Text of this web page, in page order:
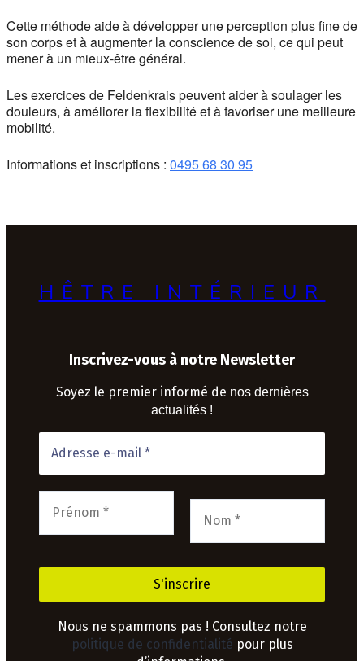
Cette méthode aide à développer une perception plus fine de
son corps et à augmenter la conscience de soi, ce qui peut
mener à un mieux-être général.
Les exercices de Feldenkrais peuvent aider à soulager les
douleurs, à améliorer la flexibilité et à favoriser une meilleure
mobilité.
Informations et inscriptions : 0495 68 30 95
HÊTRE INTÉRIEUR
Inscrivez-vous à notre Newsletter
Soyez le premier informé de nos dernières
actualités !
Nous ne spammons pas ! Consultez notre
politique de confidentialité pour plus